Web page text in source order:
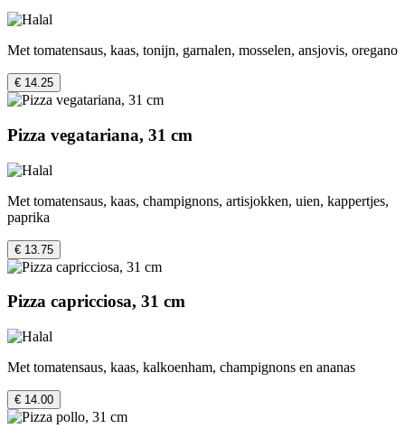
Met tomatensaus, kaas, tonijn, garnalen, mosselen, ansjovis, oregano
€ 14.25
Pizza vegatariana, 31 cm
Met tomatensaus, kaas, champignons, artisjokken, uien, kappertjes,
paprika
€ 13.75
Pizza capricciosa, 31 cm
Met tomatensaus, kaas, kalkoenham, champignons en ananas
€ 14.00